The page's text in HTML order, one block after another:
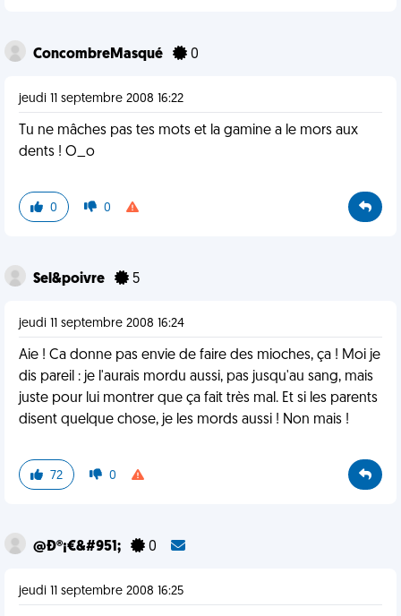
ConcombreMasqué 0
jeudi 11 septembre 2008 16:22
Tu ne mâches pas tes mots et la gamine a le mors aux
dents ! O_o
0 0
Sel&poivre 5
jeudi 11 septembre 2008 16:24
Aie ! Ca donne pas envie de faire des mioches, ça ! Moi je
dis pareil : je l'aurais mordu aussi, pas jusqu'au sang, mais
juste pour lui montrer que ça fait très mal. Et si les parents
disent quelque chose, je les mords aussi ! Non mais !
72 0
@Ð®¡€&#951; 0
jeudi 11 septembre 2008 16:25